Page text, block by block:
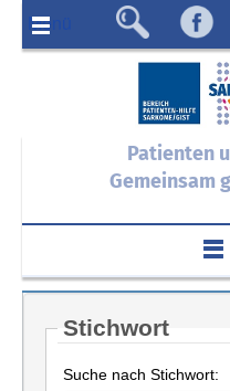
Menü
Patienten
Gemeinsam
Stichwort
Suche nach Stichwort: